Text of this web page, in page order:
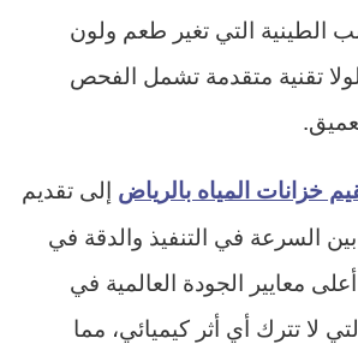
الطينية التي تغير طعم ولون
تقنية متقدمة تشمل الفحص
خزانات المياه بالرياض إلى تقديم
السرعة في التنفيذ والدقة في
معايير الجودة العالمية في
لا تترك أي أثر كيميائي، مما